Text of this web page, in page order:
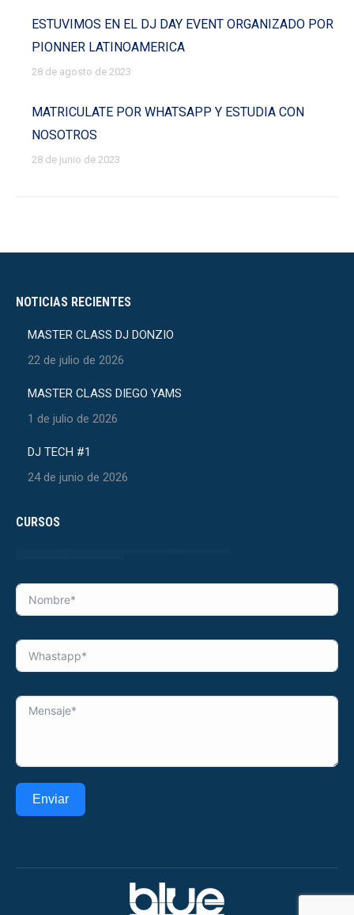
ESTUVIMOS EN EL DJ DAY EVENT ORGANIZADO POR
PIONNER LATINOAMERICA
28 de agosto de 2023
MATRICULATE POR WHATSAPP Y ESTUDIA CON
NOSOTROS
28 de junio de 2023
NOTICIAS RECIENTES
MASTER CLASS DJ DONZIO
22 de julio de 2026
MASTER CLASS DIEGO YAMS
1 de julio de 2026
DJ TECH #1
24 de junio de 2026
CURSOS
Enviar